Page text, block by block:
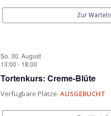
Zur
So. 30. August
13:00 - 18:00
Tortenkurs: Creme-Blüte
Verfügbare Plätze: AUSGEBUCHT